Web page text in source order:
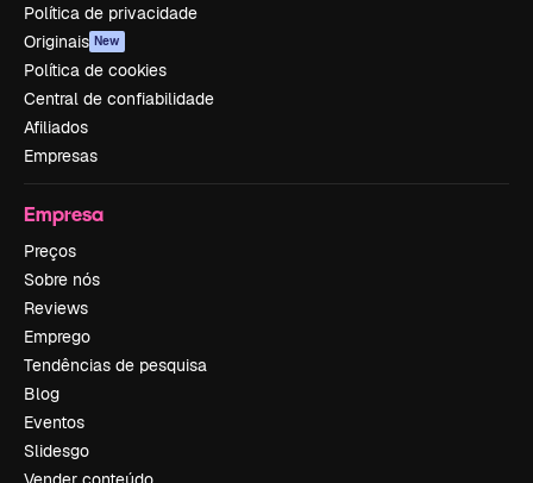
Política de privacidade
Originais New
Política de cookies
Central de confiabilidade
Afiliados
Empresas
Empresa
Preços
Sobre nós
Reviews
Emprego
Tendências de pesquisa
Blog
Eventos
Slidesgo